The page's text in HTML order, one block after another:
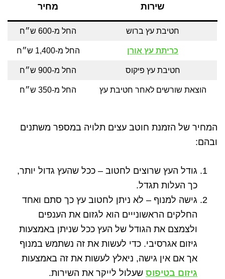
שירות מחיר
חטיבת עץ ברוש החל מ-600 ש״ח
כריתת עץ אורן החל מ-1,400 ש״ח
חטיבת עץ פיקוס החל מ-900 ש״ח
הוצאת שורשים לאחר חטיבת עץ החל מ-350 ש״ח
המחיר של הזמנת חוטב עצים תלויה במספר משתנים
ובהם:
גודל העץ שרוצים לחטוב – ככל שהעץ גדול יותר,
כך העלות תגדל.
גישה למנוף – לא ניתן לחטוב עץ כך סתם ואחד
החלקים הראשונייים הוא לגזום את הענפים
ולצמצם את הגודל של העץ ככל שניתן באמצעות
גיזום אגרסיבי. כדי לעשות את זה נשתמש במנוף
אך אם אין גישה, ניאלץ לעשות את זה באמצעות
גיזום בטיפוסשעלול לייקר את השירות.